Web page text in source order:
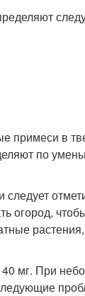
примеси в
по
огород,
мг. При